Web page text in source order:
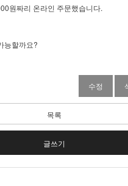
원짜리 온라인 주문했습니다.
능할까요?
수정
목록
글쓰기